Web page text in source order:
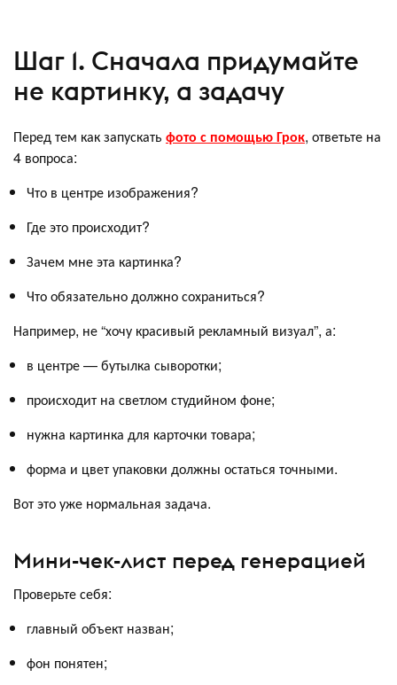
Шаг 1. Сначала придумайте
не картинку, а задачу
Перед тем как запускать фото с помощью Грок, ответьте на
4 вопроса:
Что в центре изображения?
Где это происходит?
Зачем мне эта картинка?
Что обязательно должно сохраниться?
Например, не “хочу красивый рекламный визуал”, а:
в центре — бутылка сыворотки;
происходит на светлом студийном фоне;
нужна картинка для карточки товара;
форма и цвет упаковки должны остаться точными.
Вот это уже нормальная задача.
Мини-чек-лист перед генерацией
Проверьте себя:
главный объект назван;
фон понятен;